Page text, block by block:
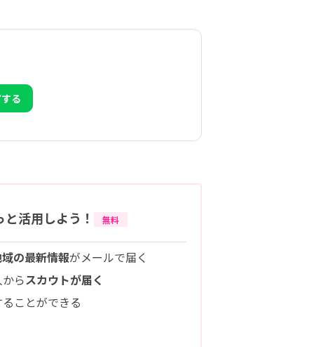
る
活用しよう！ 無料
の最新情報がメールで届く
らスカウトが届く
ることができる